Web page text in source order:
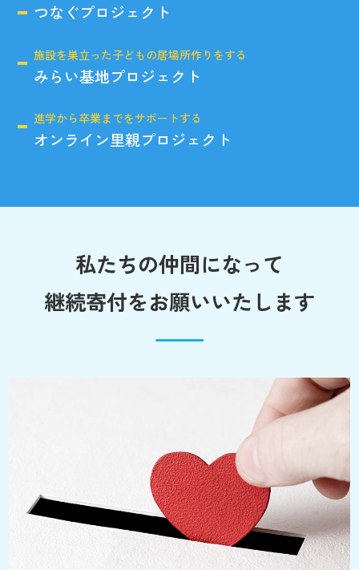
つなぐプロジェクト
施設を巣立った子どもの居場所作りをする
みらい基地プロジェクト
進学から卒業までをサポートする
オンライン里親プロジェクト
私たちの仲間になって
継続寄付をお願いいたします